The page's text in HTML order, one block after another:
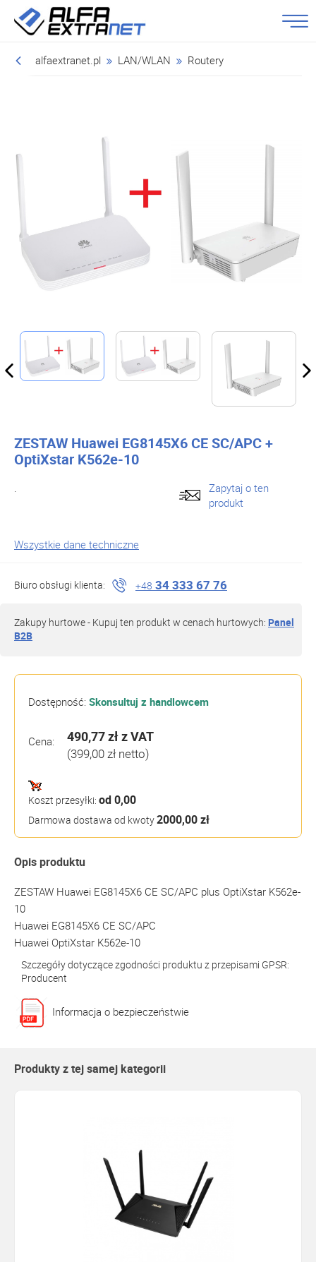
alfaextranet.pl LAN/WLAN Routery
ZESTAW Huawei EG8145X6 CE SC/APC +
OptiXstar K562e-10
.
Zapytaj o ten
produkt
Wszystkie dane techniczne
Biuro obsługi klienta: +48 34 333 67 76
Zakupy hurtowe - Kupuj ten produkt w cenach hurtowych: Panel
B2B
Dostępność: Skonsultuj z handlowcem
Cena: 490,77 złz VAT
(399,00 zł netto)
Koszt przesyłki: od 0,00
Darmowa dostawa od kwoty2000,00 zł
Opis produktu
ZESTAW Huawei EG8145X6 CE SC/APC plus OptiXstar K562e-
10
Huawei EG8145X6 CE SC/APC
Huawei OptiXstar K562e-10
Szczegóły dotyczące zgodności produktu z przepisami GPSR:
Producent
Informacja o bezpieczeństwie
Produkty z tej samej kategorii